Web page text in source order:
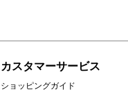
カスタマーサービス
ショッピングガイド